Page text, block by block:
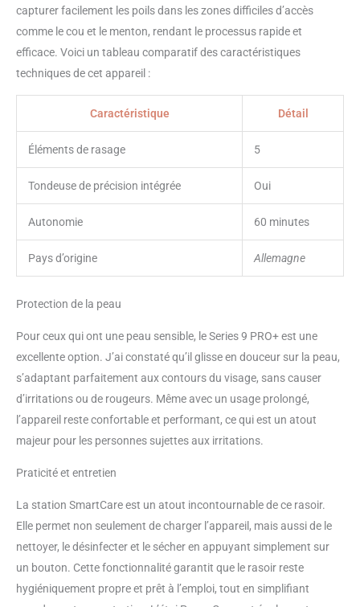
mobile PowerCase pour jusqu’à
90 min de rasage sans avoir à
capturer facilement les poils dans les zones difficiles d’accès
comme le cou et le menton, rendant le processus rapide et
efficace. Voici un tableau comparatif des caractéristiques
techniques de cet appareil :
Caractéristique Détail
Éléments de rasage 5
Tondeuse de précision intégrée Oui
Autonomie 60 minutes
Pays d’origine Allemagne
Protection de la peau
Pour ceux qui ont une peau sensible, le Series 9 PRO+ est une
excellente option. J’ai constaté qu’il glisse en douceur sur la peau,
s’adaptant parfaitement aux contours du visage, sans causer
d’irritations ou de rougeurs. Même avec un usage prolongé,
l’appareil reste confortable et performant, ce qui est un atout
majeur pour les personnes sujettes aux irritations.
Praticité et entretien
La station SmartCare est un atout incontournable de ce rasoir.
Elle permet non seulement de charger l’appareil, mais aussi de le
nettoyer, le désinfecter et le sécher en appuyant simplement sur
un bouton. Cette fonctionnalité garantit que le rasoir reste
hygiéniquement propre et prêt à l’emploi, tout en simplifiant